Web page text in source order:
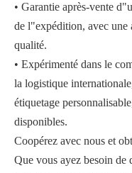
• Garantie après-vente
de l"expédition, avec une
qualité.
• Expérimenté dans le
la logistique
étiquetage
disponibles.
Coopérez avec nous et
Que vous ayez besoin